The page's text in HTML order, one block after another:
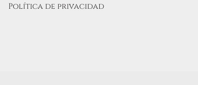
Política de privacidad